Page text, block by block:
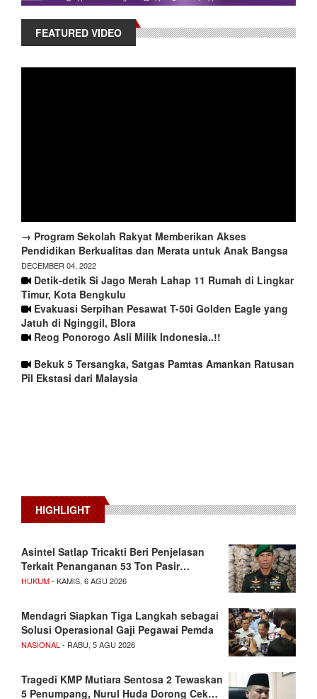
FEATURED VIDEO
→ Program Sekolah Rakyat Memberikan Akses
Pendidikan Berkualitas dan Merata untuk Anak Bangsa
DECEMBER 04, 2022
Detik-detik Si Jago Merah Lahap 11 Rumah di Lingkar
Timur, Kota Bengkulu
Evakuasi Serpihan Pesawat T-50i Golden Eagle yang
Jatuh di Nginggil, Blora
Reog Ponorogo Asli Milik Indonesia..!!
Bekuk 5 Tersangka, Satgas Pamtas Amankan Ratusan
Pil Ekstasi dari Malaysia
HIGHLIGHT
Asintel Satlap Tricakti Beri Penjelasan
Terkait Penanganan 53 Ton Pasir…
HUKUM- KAMIS, 6 AGU 2026
Mendagri Siapkan Tiga Langkah sebagai
Solusi Operasional Gaji Pegawai Pemda
NASIONAL - RABU, 5 AGU 2026
Tragedi KMP Mutiara Sentosa 2 Tewaskan
5 Penumpang, Nurul Huda Dorong Cek…